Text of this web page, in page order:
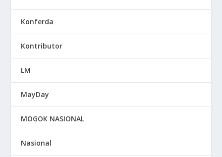
Konferda
Kontributor
LM
MayDay
MOGOK NASIONAL
Nasional